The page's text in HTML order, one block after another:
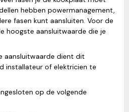
hebben powermanagement,
fasen kunt aansluiten. Voor de
hoogste aansluitwaarde die je
aansluitwaarde dient dit
installateur of elektricien te
op de volgende